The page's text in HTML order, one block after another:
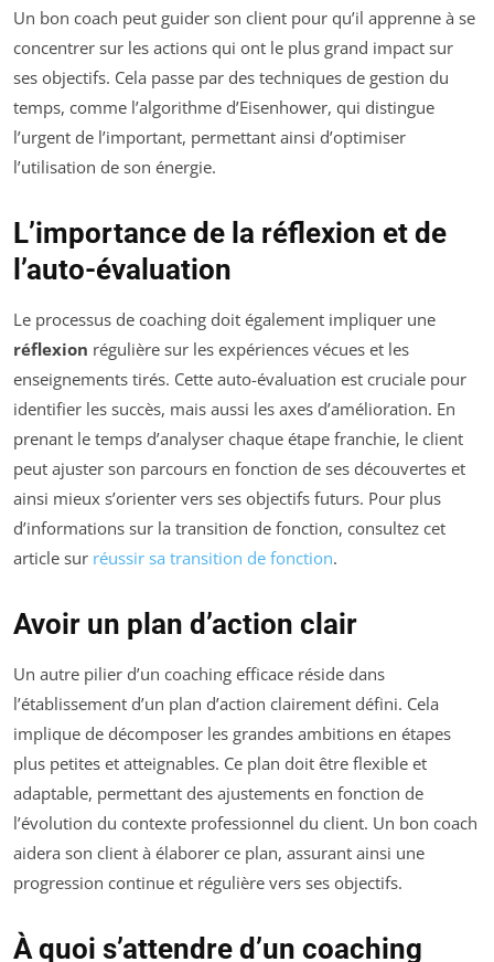
Un bon coach peut guider son client pour qu’il apprenne à se
concentrer sur les actions qui ont le plus grand impact sur
ses objectifs. Cela passe par des techniques de gestion du
temps, comme l’algorithme d’Eisenhower, qui distingue
l’urgent de l’important, permettant ainsi d’optimiser
l’utilisation de son énergie.
L’importance de la réflexion et de
l’auto-évaluation
Le processus de coaching doit également impliquer une
réflexion régulière sur les expériences vécues et les
enseignements tirés. Cette auto-évaluation est cruciale pour
identifier les succès, mais aussi les axes d’amélioration. En
prenant le temps d’analyser chaque étape franchie, le client
peut ajuster son parcours en fonction de ses découvertes et
ainsi mieux s’orienter vers ses objectifs futurs. Pour plus
d’informations sur la transition de fonction, consultez cet
article sur réussir sa transition de fonction.
Avoir un plan d’action clair
Un autre pilier d’un coaching efficace réside dans
l’établissement d’un plan d’action clairement défini. Cela
implique de décomposer les grandes ambitions en étapes
plus petites et atteignables. Ce plan doit être flexible et
adaptable, permettant des ajustements en fonction de
l’évolution du contexte professionnel du client. Un bon coach
aidera son client à élaborer ce plan, assurant ainsi une
progression continue et régulière vers ses objectifs.
À quoi s’attendre d’un coaching